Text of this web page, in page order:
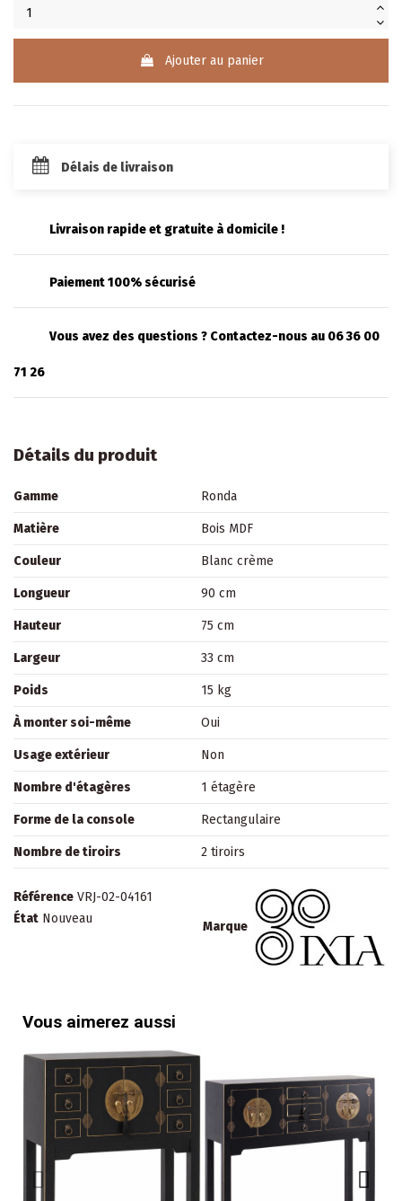
Ajouter au panier
Délais de livraison
Livraison rapide et gratuite à domicile !
Paiement 100% sécurisé
Vous avez des questions ? Contactez-nous au 06 36 00
71 26
Détails du produit
Gamme Ronda
Matière Bois MDF
Couleur Blanc crème
Longueur 90 cm
Hauteur 75 cm
Largeur 33 cm
Poids 15 kg
À monter soi-même Oui
Usage extérieur Non
Nombre d'étagères 1 étagère
Forme de la console Rectangulaire
Nombre de tiroirs 2 tiroirs
Marque
Référence VRJ-02-04161
État Nouveau
Vous aimerez aussi